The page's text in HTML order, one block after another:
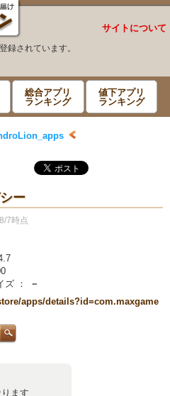
サイトについて
録されています。
総合アプリ
ランキング
値下アプリ
ランキング
ー
7時点
：
－
apps/details?id=com.maxgame
ます